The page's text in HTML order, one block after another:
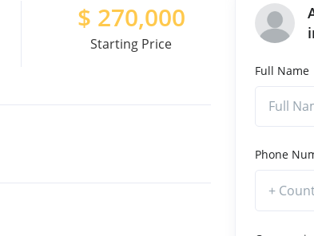
$ 270,000
Starting Price
Full Name
Phone